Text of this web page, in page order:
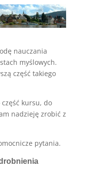
nauczania
myślowych.
część takiego
kursu, do
nadzieję zrobić z
pytania.